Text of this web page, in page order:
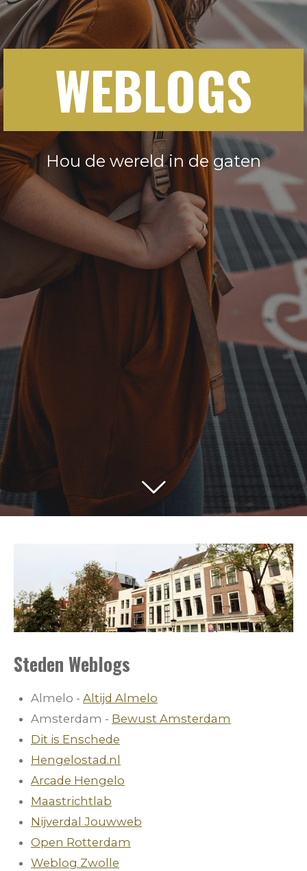
WEBLOGS
Hou de wereld in de gaten
Steden Weblogs
Almelo - Altijd Almelo
Amsterdam - Bewust Amsterdam
Dit is Enschede
Hengelostad.nl
Arcade Hengelo
Maastrichtlab
Nijverdal Jouwweb
Open Rotterdam
Weblog Zwolle